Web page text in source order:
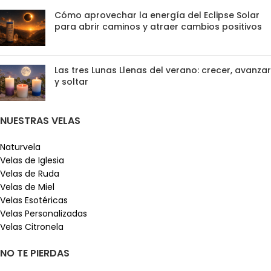
Cómo aprovechar la energía del Eclipse Solar
para abrir caminos y atraer cambios positivos
Las tres Lunas Llenas del verano: crecer, avanzar
y soltar
NUESTRAS VELAS
Naturvela
Velas de Iglesia
Velas de Ruda
Velas de Miel
Velas Esotéricas
Velas Personalizadas
Velas Citronela
NO TE PIERDAS